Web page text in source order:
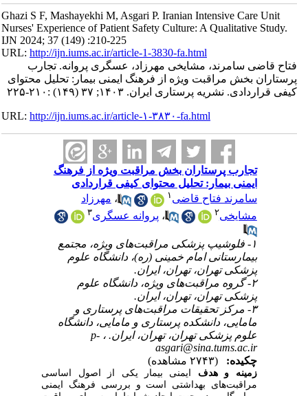
Ghazi S F, Mashayekhi M, Asgari P. Iranian Intensive Care Unit
Nurses' Experience of Patient Safety Culture: A Qualitative Study.
IJN 2024; 37 (149) :210-225
URL:http://ijn.iums.ac.ir/article-1-3830-fa.html
فتاح قاضی سامرند، مشایخی مهرزاد، عسگری پروانه. تجارب
پرستاران بخش مراقبت ویژه از فرهنگ ایمنی بیمار: تحلیل محتوای
کیفی قراردادی. نشریه پرستاری ایران. ۱۴۰۳; ۳۷ (۱۴۹) :۲۱۰-۲۲۵
URL:http://ijn.iums.ac.ir/article-۱-۳۸۳۰-fa.html
تجارب پرستاران بخش مراقبت ویژه از فرهنگ
ایمنی بیمار: تحلیل محتوای کیفی قراردادی
سامرند فتاح قاضی
،مهرزاد
مشایخی
،پروانه عسگری
۱- فلوشیپ پزشکی مراقبت‌های ویژه، مجتمع
بیمارستانی امام خمینی (ره)، دانشگاه علوم
پزشکی تهران، تهران، ایران.
۲- گروه مراقبت‌های ویژه، دانشگاه علوم
پزشکی تهران، تهران، ایران.
۳- مرکز تحقیقات مراقبت‌های پرستاری و
مامایی، دانشکده پرستاری و مامایی، دانشگاه
علوم پزشکی تهران، تهران، ایران. ، p-
asgari@sina.tums.ac.ir
چکیده:
زمینه و هدفایمنی بیمار یکی از اصول اساسی
مراقبت‌های بهداشتی است و بررسی فرهنگ ایمنی